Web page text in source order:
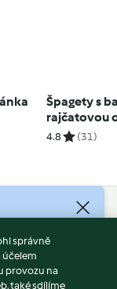
Špagety s
rajčatovou
4.8 (31)
správně
účelem
provozu na
také sdílíme